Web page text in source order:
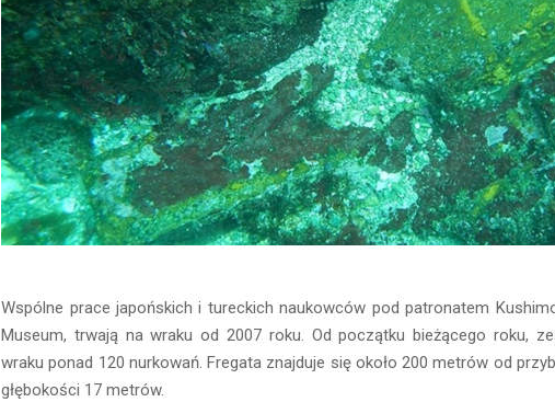
Wspólne prace japońskich i tureckich naukowców pod patronatem
Museum, trwają na wraku od 2007 roku. Od początku bieżącego roku,
wraku ponad 120 nurkowań. Fregata znajduje się około 200 metrów od
głębokości 17 metrów.